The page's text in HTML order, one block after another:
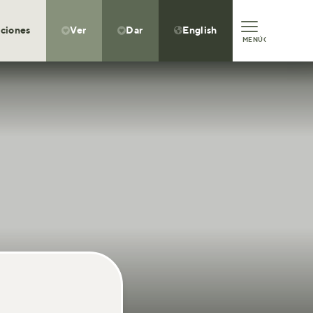
Ver  Dar  English
MENÚCLOSE